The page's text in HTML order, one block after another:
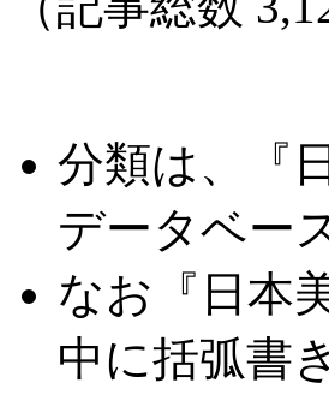
分類は、『
データベー
なお『日本
中に括弧書